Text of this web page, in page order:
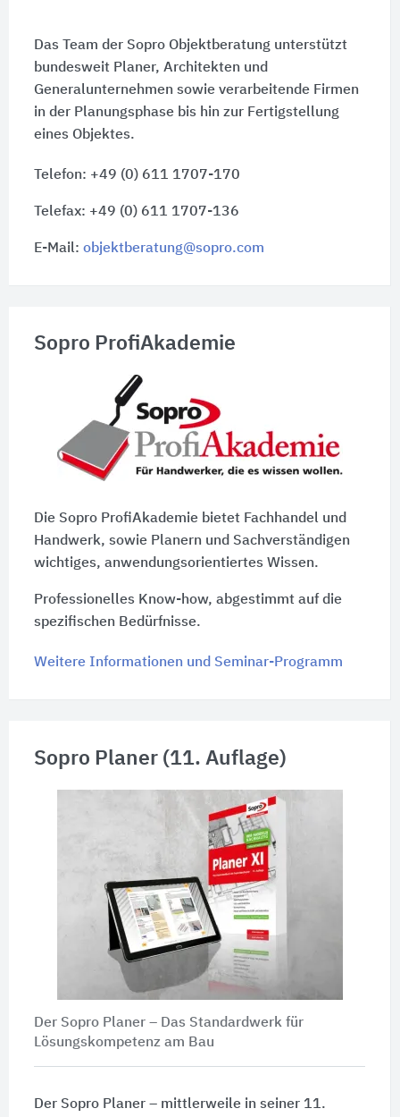
Das Team der Sopro Objektberatung unterstützt
bundesweit Planer, Architekten und
Generalunternehmen sowie verarbeitende Firmen
in der Planungsphase bis hin zur Fertigstellung
eines Objektes.
Telefon: +49 (0) 611 1707-170
Telefax: +49 (0) 611 1707-136
E-Mail: objektberatung@sopro.com
Sopro ProfiAkademie
Die Sopro ProfiAkademie bietet Fachhandel und
Handwerk, sowie Planern und Sachverständigen
wichtiges, anwendungsorientiertes Wissen.
Professionelles Know-how, abgestimmt auf die
spezifischen Bedürfnisse.
Weitere Informationen und Seminar-Programm
Sopro Planer (11. Auflage)
Der Sopro Planer – Das Standardwerk für
Lösungskompetenz am Bau
Der Sopro Planer – mittlerweile in seiner 11.